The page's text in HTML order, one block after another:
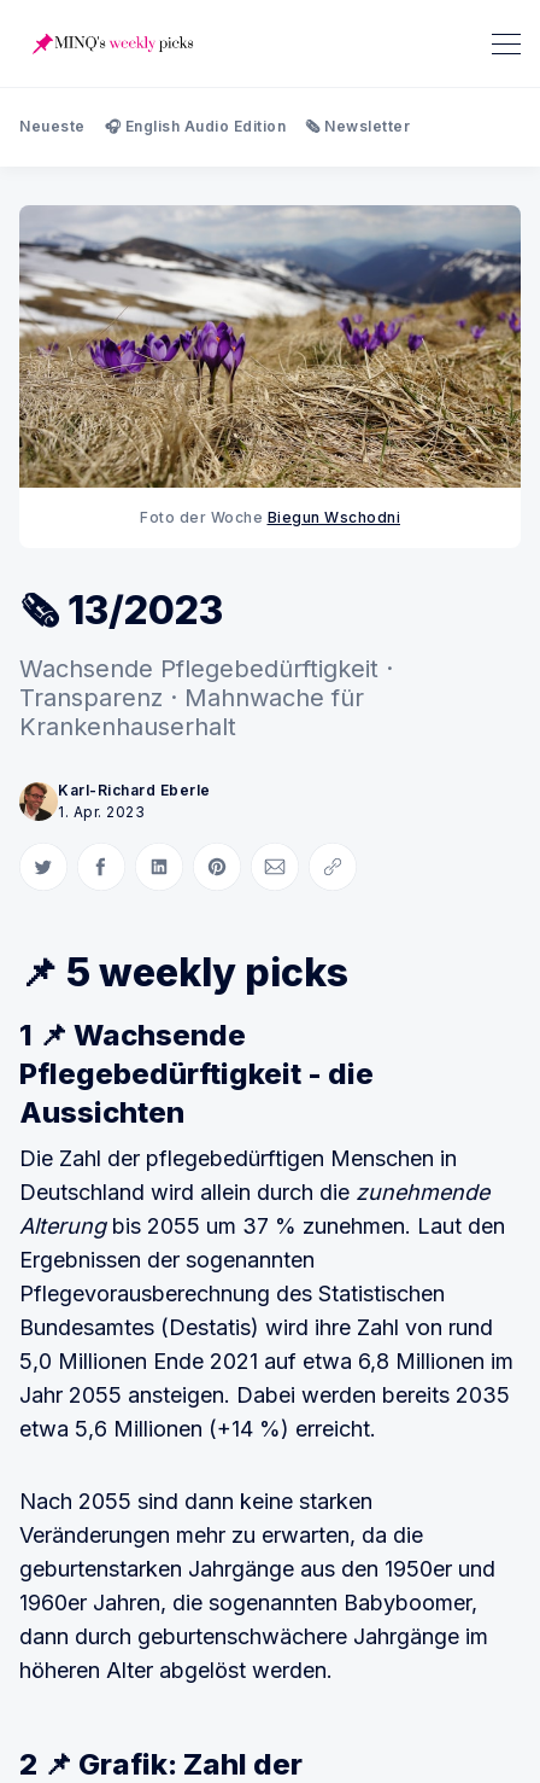
Neueste 🎧 English Audio Edition 🗞️ Newsletter
Foto der Woche Biegun Wschodni
🗞 13/2023
Wachsende Pflegebedürftigkeit ·
Transparenz · Mahnwache für
Krankenhauserhalt
Karl-Richard Eberle
1. Apr. 2023
Auf Twitter teilen
Auf Facebook teilen
Auf LinkedIn teilen
Auf Pinterest teilen
Per E-Mail teilen
Link kopieren
📌 5 weekly picks
1 📌 Wachsende
Pflegebedürftigkeit - die
Aussichten
Die Zahl der pflegebedürftigen Menschen in
Deutschland wird allein durch die zunehmende
Alterungbis 2055 um 37 % zunehmen. Laut den
Ergebnissen der sogenannten
Pflegevorausberechnung des Statistischen
Bundesamtes (Destatis) wird ihre Zahl von rund
5,0 Millionen Ende 2021 auf etwa 6,8 Millionen im
Jahr 2055 ansteigen. Dabei werden bereits 2035
etwa 5,6 Millionen (+14 %) erreicht.
Nach 2055 sind dann keine starken
Veränderungen mehr zu erwarten, da die
geburtenstarken Jahrgänge aus den 1950er und
1960er Jahren, die sogenannten Babyboomer,
dann durch geburtenschwächere Jahrgänge im
höheren Alter abgelöst werden.
2 📌 Grafik: Zahl der